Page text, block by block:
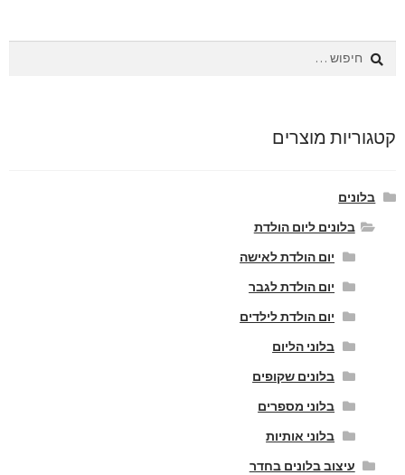
חיפוש:
קטגוריות מוצרים
בלונים
בלונים ליום הולדת
יום הולדת לאישה
יום הולדת לגבר
יום הולדת לילדים
בלוני הליום
בלונים שקופים
בלוני מספרים
בלוני אותיות
עיצוב בלונים בחדר